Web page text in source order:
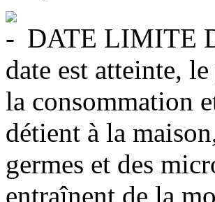
DATE LIMITE
date est atteinte,
la consommation
détient à la
germes et des
entraînent de la